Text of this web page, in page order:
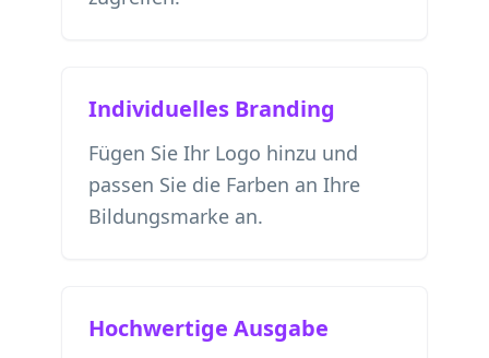
Individuelles Branding
Fügen Sie Ihr Logo hinzu und
passen Sie die Farben an Ihre
Bildungsmarke an.
Hochwertige Ausgabe